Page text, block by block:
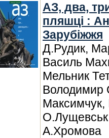
АЗ, два,
пляшці :
Зарубіжжя
Д.Рудик,
Василь
Мельник
Володимир
Максимчук,
А.Хромова